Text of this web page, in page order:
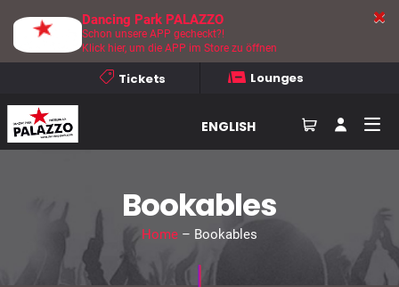
Tickets Lounges
ENGLISH
Bookables
Home– Bookables
Dancing Park PALAZZO
Schon unsere APP gecheckt?!
Klick hier, um die APP im Store zu öffnen